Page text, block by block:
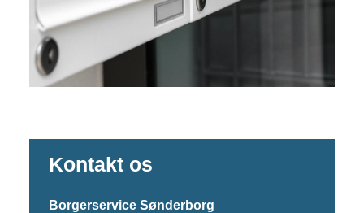
Kontakt os
Borgerservice Sønderborg